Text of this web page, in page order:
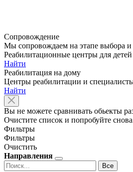
Сопровождение
Мы сопровождаем на этапе выбора
Реабилитационные центры для детей
Найти
Реабилитация на дому
Центры реабилитации и
Найти
Вы не можете сравнивать обьекты
Очистите список и попробуйте
Фильтры
Фильтры
Очистить
Направления
Все